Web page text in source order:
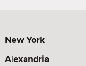
New York
Alexandria